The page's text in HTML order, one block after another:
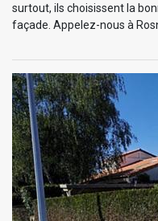
surtout, ils choisissent la
façade. Appelez-nous à